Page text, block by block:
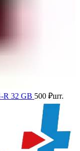
R 32 GB 500 ₽шт.